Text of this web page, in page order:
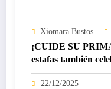
Xiomara Bustos
¡CUIDE SU
estafas también
22/12/2025